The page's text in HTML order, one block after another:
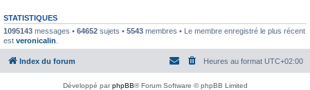
STATISTIQUES
1095143 messages • 64652 sujets • 5543 membres • Le membre enregistré le plus récent
est veronicalin
Index du forum Heures au format UTC+02:00
Développé parphpBB® Forum Software © phpBB Limited